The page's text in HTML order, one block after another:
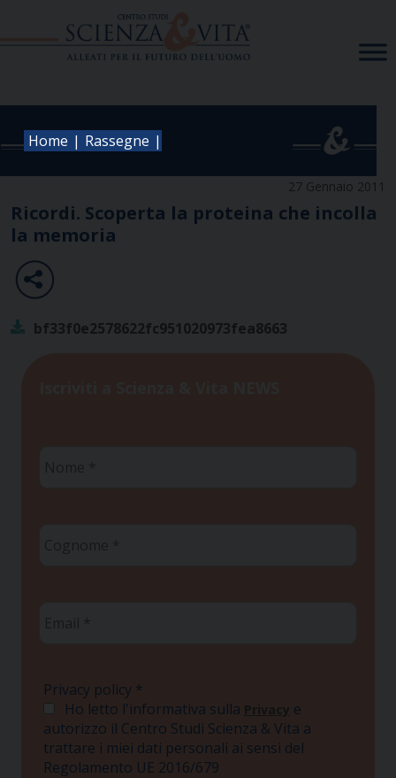
Home | Rassegne |
27 Gennaio 2011
Ricordi. Scoperta la proteina che incolla
la memoria
bf33f0e2578622fc951020973fea8663
Privacy policy *
Ho letto l'informativa sulla Privacy e
autorizzo il Centro Studi Scienza & Vita a
trattare i miei dati personali ai sensi del
Regolamento UE 2016/679